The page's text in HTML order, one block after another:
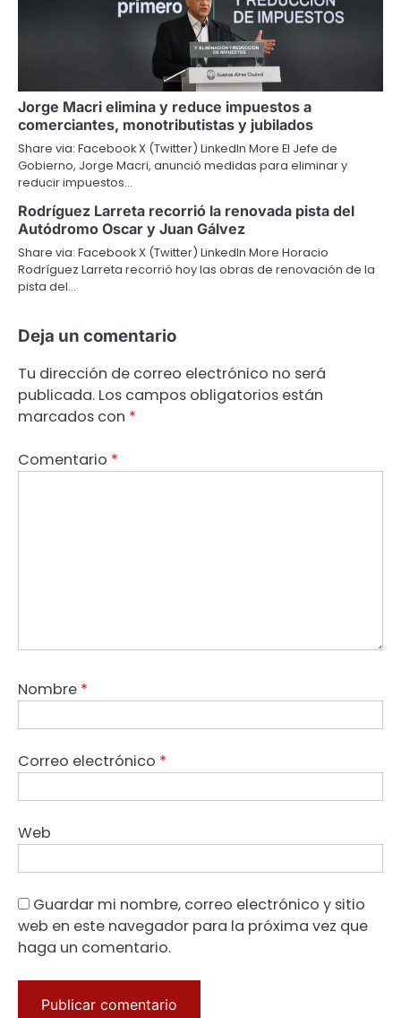
Jorge Macri elimina y reduce impuestos a
comerciantes, monotributistas y jubilados
Share via: Facebook X (Twitter) LinkedIn More El Jefe de
Gobierno, Jorge Macri, anunció medidas para eliminar y
reducir impuestos…
Rodríguez Larreta recorrió la renovada pista del
Autódromo Oscar y Juan Gálvez
Share via: Facebook X (Twitter) LinkedIn More Horacio
Rodríguez Larreta recorrió hoy las obras de renovación de la
pista del…
Deja un comentario
Tu dirección de correo electrónico no será
publicada. Los campos obligatorios están
marcados con *
Comentario *
Nombre *
Correo electrónico *
Web
Guardar mi nombre, correo electrónico y sitio
web en este navegador para la próxima vez que
haga un comentario.